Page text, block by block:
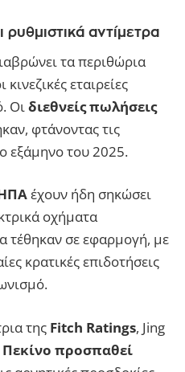
ρυθμιστικά αντίμετρα
τα περιθώρια
εταιρείες
Οιδιεθνείς πωλήσεις
φτάνοντας τις
εξάμηνο του 2025.
έχουν ήδη σηκώσει
οχήματα
τέθηκαν σε εφαρμογή, με
κρατικές επιδοτήσεις
της Fitch Ratings, Jing
Πεκίνο προσπαθεί